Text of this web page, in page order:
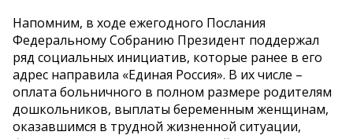
Напомним, в ходе ежегодного Послания
Федеральному Собранию Президент поддержал
ряд социальных инициатив, которые ранее в его
адрес направила «Единая Россия». В их числе –
оплата больничного в полном размере родителям
дошкольников, выплаты беременным женщинам,
оказавшимся в трудной жизненной ситуации,